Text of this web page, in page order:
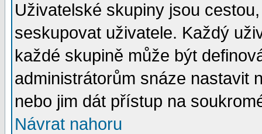
Uživatelské skupiny jsou
seskupovat uživatele. Každý
každé skupině může být
administrátorům snáze nastavit
nebo jim dát přístup na
Návrat nahoru